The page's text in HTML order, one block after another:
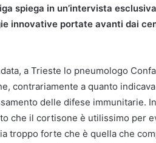
spiega in un’intervista
innovative portate avanti dai
a Trieste lo pneumologo
contrariamente a quanto
delle difese immunitarie.
che il cortisone è utilissimo per
troppo forte che è quella che